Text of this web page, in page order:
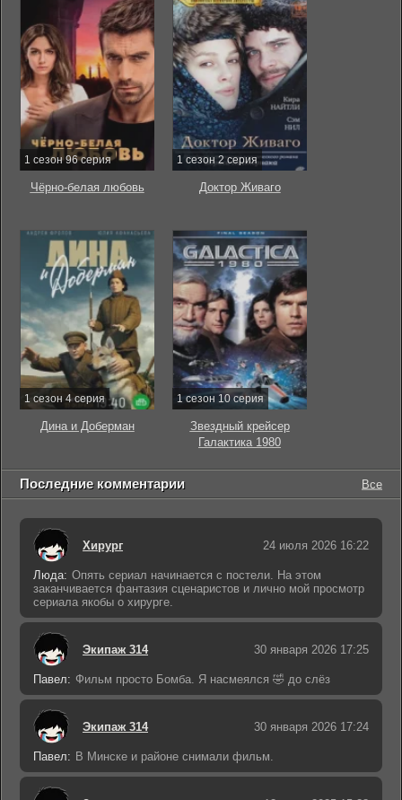
1 сезон 96 серия
Чёрно-белая любовь
1 сезон 2 серия
Доктор Живаго
1 сезон 4 серия
Дина и Доберман
1 сезон 10 серия
Звездный крейсер
Галактика 1980
Последние комментарии Все
Хирург 24 июля 2026 16:22
Люда: Опять сериал начинается с постели. На этом
заканчивается фантазия сценаристов и лично мой просмотр
сериала якобы о хирурге.
Экипаж 314 30 января 2026 17:25
Павел: Фильм просто Бомба. Я насмеялся 🤣 до слёз
Экипаж 314 30 января 2026 17:24
Павел: В Минске и районе снимали фильм.